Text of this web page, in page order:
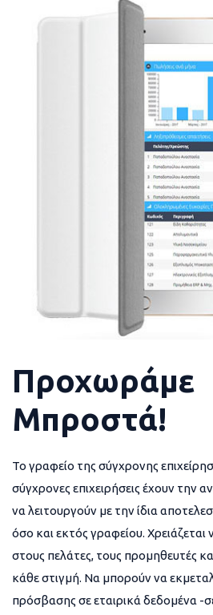
Προχωράμε
Μπροστά!
Το γραφείο της σύγχρονης
σύγχρονες επιχειρήσεις έχουν την
να λειτουργούν με την ίδια
όσο και εκτός γραφείου.
στους πελάτες, τους προμηθευτές
κάθε στιγμή. Να μπορούν να
πρόσβασης σε εταιρικά δεδομένα -